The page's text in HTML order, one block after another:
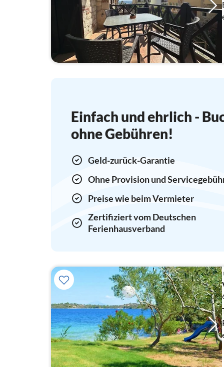
Einfach und ehrlich -
ohne Gebühren!
Geld-zurück-Garantie
Ohne Provision und
Preise wie beim Vermieter
Zertifiziert vom Deutschen
Ferienhausverband